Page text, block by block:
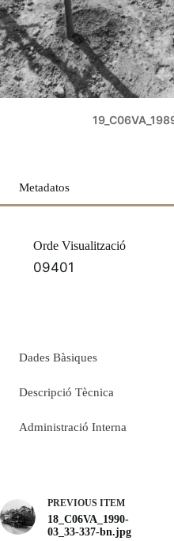
Metadatos
Orde Visualització
09401
Dades Bàsiques
Descripció Tècnica
Administració Interna
PREVIOUS ITEM
18_C06VA_1990-
03_33-337-bn.jpg